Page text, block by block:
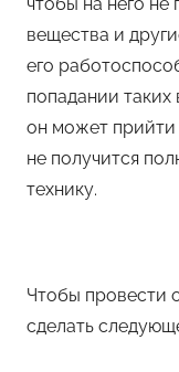
вещества и
его
попадании
он может прийти
не получится
технику.
Чтобы провести
сделать